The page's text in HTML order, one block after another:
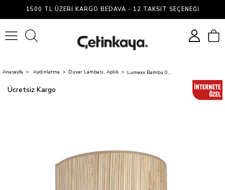
1500 TL ÜZERI KARGO BEDAVA - 12 TAKSIT SEÇENEĞI
Anasayfa Aydınlatma Duvar Lambası, Aplik Lumexx Bambu 09 Abajurlu Oval Aplik
Ücretsiz Kargo